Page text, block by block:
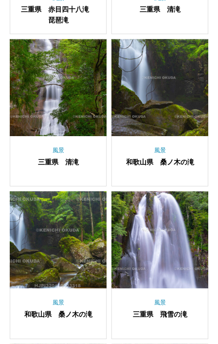
三重県 赤目四十八滝
琵琶滝
三重県 清滝
風景
三重県 清滝
風景
和歌山県 桑ノ木の滝
風景
和歌山県 桑ノ木の滝
風景
三重県 飛雪の滝